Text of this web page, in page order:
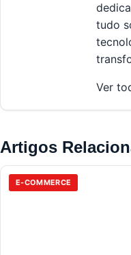
tudo
Ver
Artigos
E-COMMERCE